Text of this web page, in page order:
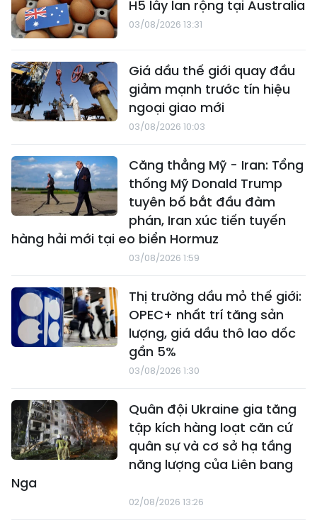
H5 lây lan rộng tại Australia
03/08/2026 13:31
Giá dầu thế giới quay đầu
giảm mạnh trước tín hiệu
ngoại giao mới
03/08/2026 10:03
Căng thẳng Mỹ - Iran: Tổng
thống Mỹ Donald Trump
tuyên bố bắt đầu đàm
phán, Iran xúc tiến tuyến
hàng hải mới tại eo biển Hormuz
03/08/2026 1:59
Thị trường dầu mỏ thế giới:
OPEC+ nhất trí tăng sản
lượng, giá dầu thô lao dốc
gần 5%
03/08/2026 1:30
Quân đội Ukraine gia tăng
tập kích hàng loạt căn cứ
quân sự và cơ sở hạ tầng
năng lượng của Liên bang
Nga
02/08/2026 13:26